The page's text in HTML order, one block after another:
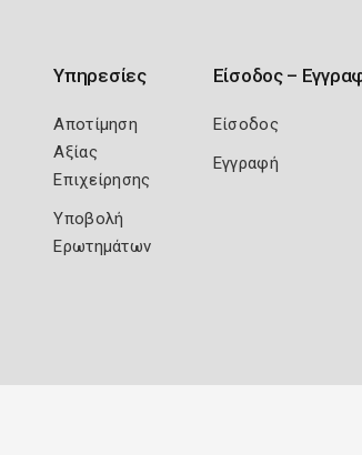
Υπηρεσίες
Αποτίμηση
Αξίας
Επιχείρησης
Υποβολή
Ερωτημάτων
Είσοδος –
Είσοδος
Εγγραφή